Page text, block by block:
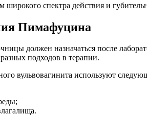
широкого спектра действия и
Пимафуцина
должен назначаться после
подходов в терапии.
вульвовагинита используют